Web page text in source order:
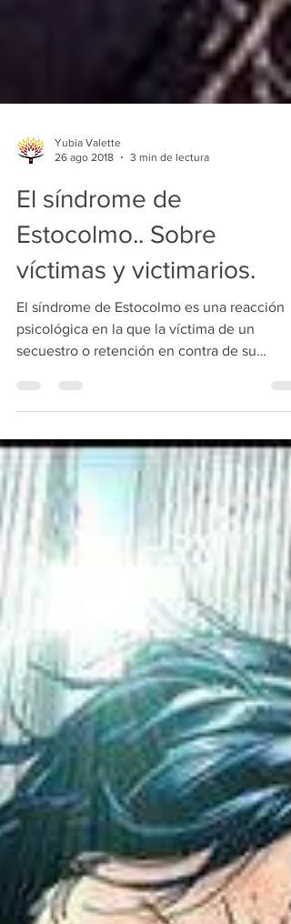
Yubia Valette
26 ago 2018
3 min de lectura
El síndrome de
Estocolmo.. Sobre
víctimas y victimarios.
El síndrome de Estocolmo es una reacción
psicológica en la que la víctima de un